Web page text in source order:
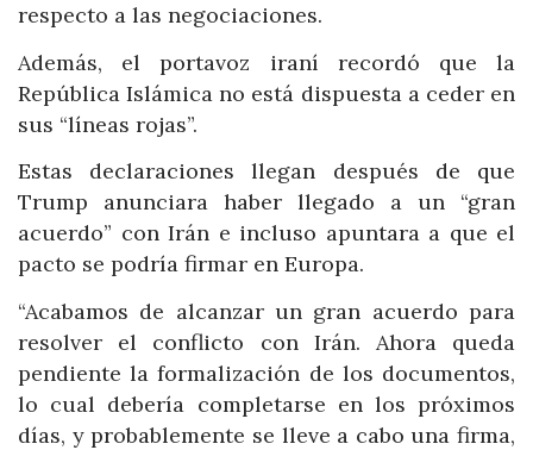
respecto a las negociaciones.
Además, el portavoz iraní recordó que la
República Islámica no está dispuesta a ceder en
sus “líneas rojas”.
Estas declaraciones llegan después de que
Trump anunciara haber llegado a un “gran
acuerdo” con Irán e incluso apuntara a que el
pacto se podría firmar en Europa.
“Acabamos de alcanzar un gran acuerdo para
resolver el conflicto con Irán. Ahora queda
pendiente la formalización de los documentos,
lo cual debería completarse en los próximos
días, y probablemente se lleve a cabo una firma,